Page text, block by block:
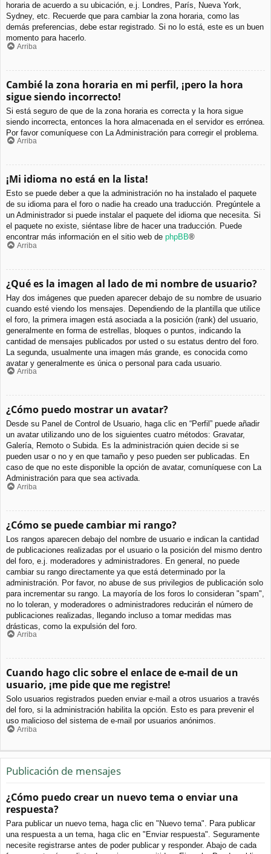
horaria de acuerdo a su ubicación, e.j. Londres, París, Nueva York,
Sydney, etc. Recuerde que para cambiar la zona horaria, como las
demás preferencias, debe estar registrado. Si no lo está, este es un buen
momento para hacerlo.
Arriba
Cambié la zona horaria en mi perfil, ¡pero la hora
sigue siendo incorrecto!
Si está seguro de que de la zona horaria es correcta y la hora sigue
siendo incorrecta, entonces la hora almacenada en el servidor es errónea.
Por favor comuníquese con La Administración para corregir el problema.
Arriba
¡Mi idioma no está en la lista!
Esto se puede deber a que la administración no ha instalado el paquete
de su idioma para el foro o nadie ha creado una traducción. Pregúntele a
un Administrador si puede instalar el paquete del idioma que necesita. Si
el paquete no existe, siéntase libre de hacer una traducción. Puede
encontrar más información en el sitio web de phpBB®
Arriba
¿Qué es la imagen al lado de mi nombre de usuario?
Hay dos imágenes que pueden aparecer debajo de su nombre de usuario
cuando esté viendo los mensajes. Dependiendo de la plantilla que utilice
el foro, la primera imagen está asociada a la posición (rank) del usuario,
generalmente en forma de estrellas, bloques o puntos, indicando la
cantidad de mensajes publicados por usted o su estatus dentro del foro.
La segunda, usualmente una imagen más grande, es conocida como
avatar y generalmente es única o personal para cada usuario.
Arriba
¿Cómo puedo mostrar un avatar?
Desde su Panel de Control de Usuario, haga clic en “Perfil” puede añadir
un avatar utilizando uno de los siguientes cuatro métodos: Gravatar,
Galería, Remoto o Subida. Es la administración quien decide si se
pueden usar o no y en que tamaño y peso pueden ser publicadas. En
caso de que no este disponible la opción de avatar, comuníquese con La
Administración para que sea activada.
Arriba
¿Cómo se puede cambiar mi rango?
Los rangos aparecen debajo del nombre de usuario e indican la cantidad
de publicaciones realizadas por el usuario o la posición del mismo dentro
del foro, e.j. moderadores y administradores. En general, no puede
cambiar su rango directamente ya que está determinado por la
administración. Por favor, no abuse de sus privilegios de publicación solo
para incrementar su rango. La mayoría de los foros lo consideran "spam",
no lo toleran, y moderadores o administradores reducirán el número de
publicaciones realizadas, llegando incluso a tomar medidas mas
drásticas, como la expulsión del foro.
Arriba
Cuando hago clic sobre el enlace de e-mail de un
usuario, ¡me pide que me registre!
Solo usuarios registrados pueden enviar e-mail a otros usuarios a través
del foro, si la administración habilita la opción. Esto es para prevenir el
uso malicioso del sistema de e-mail por usuarios anónimos.
Arriba
Publicación de mensajes
¿Cómo puedo crear un nuevo tema o enviar una
respuesta?
Para publicar un nuevo tema, haga clic en "Nuevo tema". Para publicar
una respuesta a un tema, haga clic en "Enviar respuesta". Seguramente
necesite registrarse antes de poder publicar y responder. Abajo de cada